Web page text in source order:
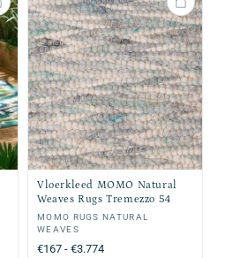
Vloerkleed MOMO Natural
Weaves Rugs Tremezzo 54
Verkoper:
MOMO RUGS NATURAL
WEAVES
Normale
€167 - €3.774